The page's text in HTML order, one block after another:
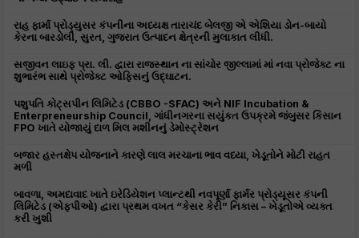
રાહ ફાર્મા પ્રોડ્યુસર કંપનીના અધ્યક્ષ તારાચંદ બેલજી એ એશિયા ડોન-બાયો
કેરના બારડોલી, સુરત, ગુજરાત ઉત્પાદન ક્ષેત્રની મુલાકાત લીધી.
સજીવન લાઇફ પ્રા. લી. દ્વારા રાજસ્થાન ના સાંચોર જીલ્લામાં માં નવા પ્રોજેક્ટ ના
શુભારંભ સાથે પ્રોજેક્ટ ઓફિસનું ઉદ્ઘાટન.
પશુપતિ કોટ્સપીન લિમિટેડ (CBBO -SFAC) અને NIF Incubation &
Enterpreneurship Council, ગાંધીનગરના સયુંકત ઉપક્રમે જંબુસર કિસાન
FPO ખાતે યોજાયું દાળ મિલ મશીનનું ડેમોસ્ટ્રેશન
બજાર હસ્તક્ષેપ યોજનાને કારણે લાલ મરચાના ભાવ વધ્યા, ખેડૂતોને મોટી રાહત
મળી
બાવળા, અમદાવાદ ખાતે ઇરેડિયેશન પ્લાન્ટથી નવપૂર્ણા ફાર્મર પ્રોડ્યૂસર કંપની
લિમિટેડ (એફપીઓ) દ્વારા પ્રથમ વખત “કેસર કેરી” નિકાસ – ખેડૂતોએ વ્યક્ત
કરી ખુશી